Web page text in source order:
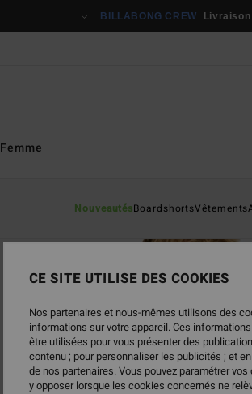
BILLABONG CREW
NouveautésBoardshortsVêtements
Femme
CE SITE UTILISE DES COOKIES
Nos partenaires et nous-mêmes utilisons des
informations sur votre appareil. Ces
être utilisées pour vous présenter des
contenu ; pour personnaliser les publicités ; et
de nos partenaires. Vous pouvez paramétrer
y opposer lorsque les cookies concernés ne